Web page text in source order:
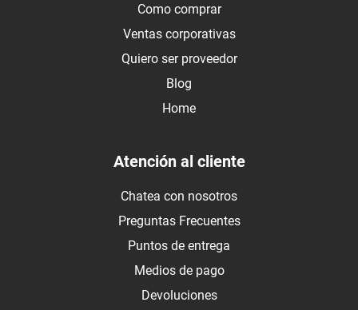
Como comprar
Ventas corporativas
Quiero ser proveedor
Blog
Home
Atención al cliente
Chatea con nosotros
Preguntas Frecuentes
Puntos de entrega
Medios de pago
Devoluciones